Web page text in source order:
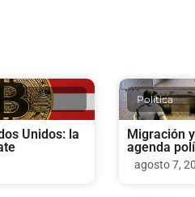
Unidos: la
Politica
Migración
agenda
agosto 7,